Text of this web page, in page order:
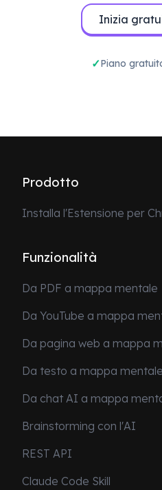
Inizia
Piano
Prodotto
Installa l'Estensione per
Funzionalità
Da PDF a mappa mentale
Da YouTube a mappa
Da pagina web a mappa
Da testo a mappa mentale
Da chat AI a mappa
Brainstorming con l'AI
REST API
Claude Code Skill